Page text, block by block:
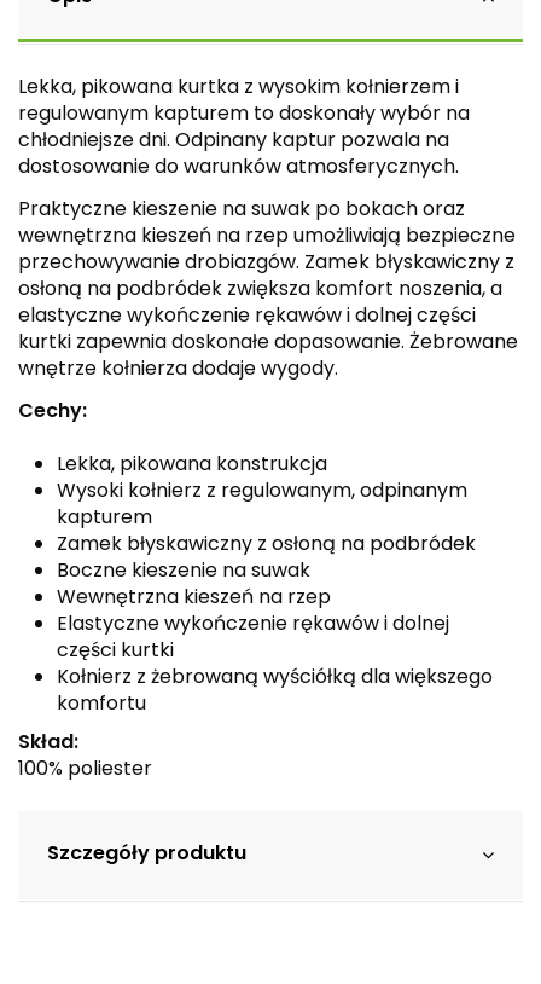
Lekka, pikowana kurtka z wysokim kołnierzem i
regulowanym kapturem to doskonały wybór na
chłodniejsze dni. Odpinany kaptur pozwala na
dostosowanie do warunków atmosferycznych.
Praktyczne kieszenie na suwak po bokach oraz
wewnętrzna kieszeń na rzep umożliwiają bezpieczne
przechowywanie drobiazgów. Zamek błyskawiczny z
osłoną na podbródek zwiększa komfort noszenia, a
elastyczne wykończenie rękawów i dolnej części
kurtki zapewnia doskonałe dopasowanie. Żebrowane
wnętrze kołnierza dodaje wygody.
Cechy:
Lekka, pikowana konstrukcja
Wysoki kołnierz z regulowanym, odpinanym
kapturem
Zamek błyskawiczny z osłoną na podbródek
Boczne kieszenie na suwak
Wewnętrzna kieszeń na rzep
Elastyczne wykończenie rękawów i dolnej
części kurtki
Kołnierz z żebrowaną wyściółką dla większego
komfortu
Skład:
100% poliester
Szczegóły produktu